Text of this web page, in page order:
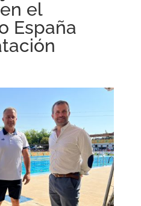
el
España